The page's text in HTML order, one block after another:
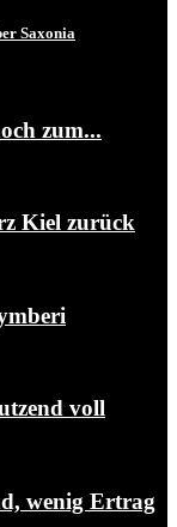
Saxonia
zum...
Kiel zurück
voll
wenig Ertrag